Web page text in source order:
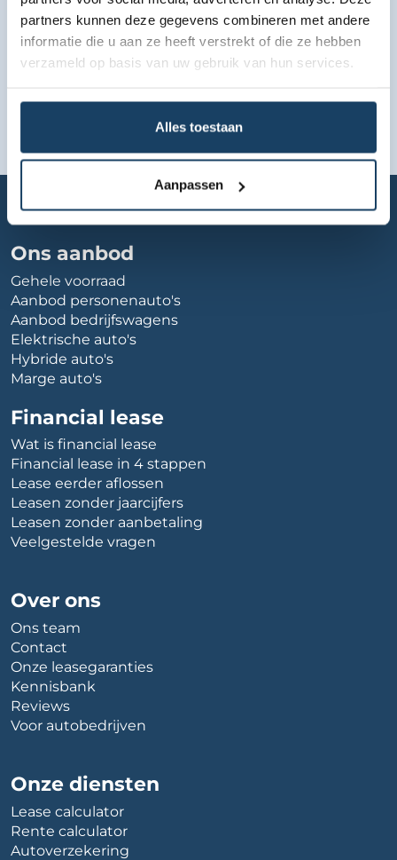
partners kunnen deze gegevens combineren met andere
informatie die u aan ze heeft verstrekt of die ze hebben
verzameld op basis van uw gebruik van hun services.
Alles toestaan
Aanpassen
buist-autos
Ons aanbod
Gehele voorraad
Aanbod personenauto's
Aanbod bedrijfswagens
Elektrische auto's
Hybride auto's
Marge auto's
Financial lease
Wat is financial lease
Financial lease in 4 stappen
Lease eerder aflossen
Leasen zonder jaarcijfers
Leasen zonder aanbetaling
Veelgestelde vragen
Over ons
Ons team
Contact
Onze leasegaranties
Kennisbank
Reviews
Voor autobedrijven
Onze diensten
Lease calculator
Rente calculator
Autoverzekering